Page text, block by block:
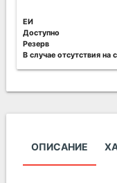
ЕИ
Доступно
Резерв
В случае отсутствия на
ОПИСАНИЕ